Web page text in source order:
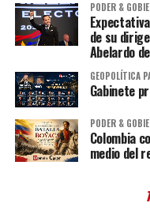
PODER &
de su
Abelardo
GEOPOLÍTICA
Gabinete
PODER &
Colombia
medio del